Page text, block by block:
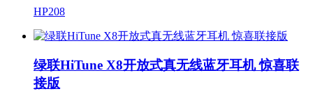
HP208
绿联HiTune X8开放式真无线蓝牙耳机 惊喜联
接版